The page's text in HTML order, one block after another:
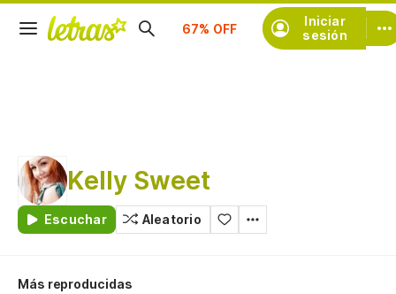
Iniciar
sesión
Suscríbete
Kelly Sweet
Escuchar Aleatorio
Más reproducidas